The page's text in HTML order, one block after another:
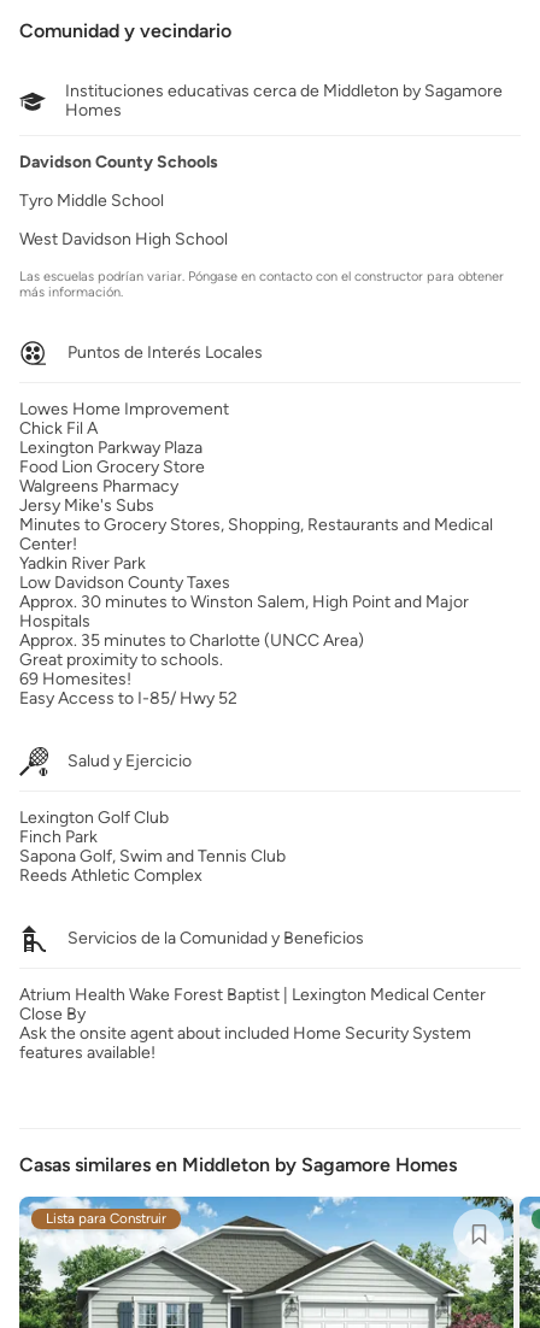
Comunidad y vecindario
Instituciones educativas cerca de Middleton by Sagamore
Homes
Davidson County Schools
Tyro Middle School
West Davidson High School
Las escuelas podrían variar. Póngase en contacto con el constructor para obtener
más información.
Puntos de Interés Locales
Lowes Home Improvement
Chick Fil A
Lexington Parkway Plaza
Food Lion Grocery Store
Walgreens Pharmacy
Jersy Mike's Subs
Minutes to Grocery Stores, Shopping, Restaurants and Medical
Center!
Yadkin River Park
Low Davidson County Taxes
Approx. 30 minutes to Winston Salem, High Point and Major
Hospitals
Approx. 35 minutes to Charlotte (UNCC Area)
Great proximity to schools.
69 Homesites!
Easy Access to I-85/ Hwy 52
Salud y Ejercicio
Lexington Golf Club
Finch Park
Sapona Golf, Swim and Tennis Club
Reeds Athletic Complex
Servicios de la Comunidad y Beneficios
Atrium Health Wake Forest Baptist | Lexington Medical Center
Close By
Ask the onsite agent about included Home Security System
features available!
Casas similares en Middleton by Sagamore Homes
Lista para Construir